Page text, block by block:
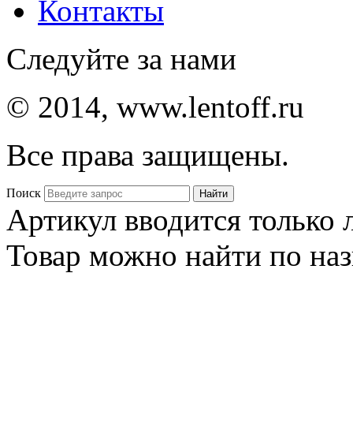
Контакты
Следуйте за нами
© 2014, www.lentoff.ru
Все права защищены.
Поиск
Артикул вводится
Товар можно найти по